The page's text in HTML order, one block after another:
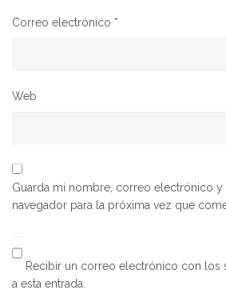
Correo electrónico *
Web
Guarda mi nombre, correo electrónico y
navegador para la próxima vez que
Recibir un correo electrónico con los
a esta entrada.